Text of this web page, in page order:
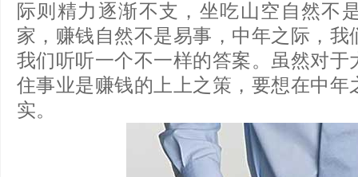
际则精力逐渐不支，坐吃山空自然不
家，赚钱自然不是易事，中年之际，
我们听听一个不一样的答案。虽然对于
住事业是赚钱的上上之策，要想在中年
实。